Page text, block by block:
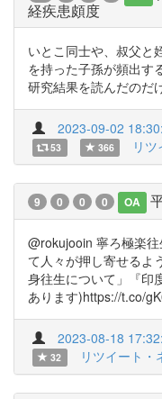
経疾患頗度
いとこ同士や、叔父と
を持った子孫が頻出す
研究結果を読んだのだ
2023-09-02
53 366 リ
9 0 0 0 OA
@rokujooin 寧ろ極楽
て人々が押し寄せる
身往生について」『印
あります)https://t.co/
2023-08-18
32
リツイート・